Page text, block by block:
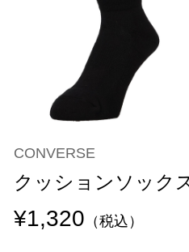
CONVERSE
クッションソック
¥1,320 （税込）